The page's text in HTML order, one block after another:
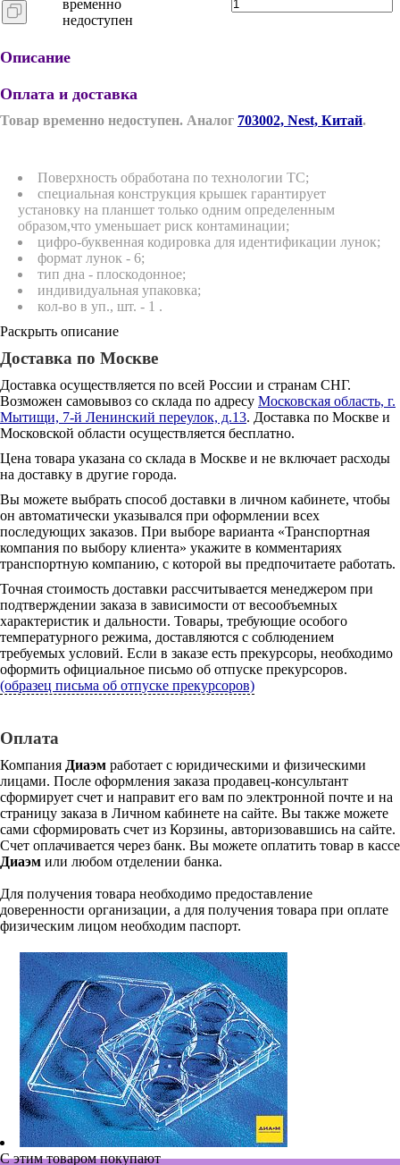
временно
недоступен
Описание
Оплата и доставка
Товар временно недоступен. Аналог 703002, Nest, Китай.
Поверхность обработана по технологии ТС;
специальная конструкция крышек гарантирует
установку на планшет только одним определенным
образом,что уменьшает риск контаминации;
цифро-буквенная кодировка для идентификации лунок;
формат лунок - 6;
тип дна - плоскодонное;
индивидуальная упаковка;
кол-во в уп., шт. - 1 .
Раскрыть описание
Доставка по Москве
Доставка осуществляется по всей России и странам СНГ.
Возможен самовывоз со склада по адресу Московская область, г.
Мытищи, 7-й Ленинский переулок, д.13. Доставка по Москве и
Московской области осуществляется бесплатно.
Цена товара указана со склада в Москве и не включает расходы
на доставку в другие города.
Вы можете выбрать способ доставки в личном кабинете, чтобы
он автоматически указывался при оформлении всех
последующих заказов. При выборе варианта «Транспортная
компания по выбору клиента» укажите в комментариях
транспортную компанию, с которой вы предпочитаете работать.
Точная стоимость доставки рассчитывается менеджером при
подтверждении заказа в зависимости от весообъемных
характеристик и дальности. Товары, требующие особого
температурного режима, доставляются с соблюдением
требуемых условий. Если в заказе есть прекурсоры, необходимо
оформить официальное письмо об отпуске прекурсоров.
(образец письма об отпуске прекурсоров)
Оплата
Компания Диаэм работает с юридическими и физическими
лицами. После оформления заказа продавец-консультант
сформирует счет и направит его вам по электронной почте и на
страницу заказа в Личном кабинете на сайте. Вы также можете
сами сформировать счет из Корзины, авторизовавшись на сайте.
Счет оплачивается через банк. Вы можете оплатить товар в кассе
Диаэм или любом отделении банка.
Для получения товара необходимо предоставление
доверенности организации, а для получения товара при оплате
физическим лицом необходим паспорт.
С этим товаром покупают